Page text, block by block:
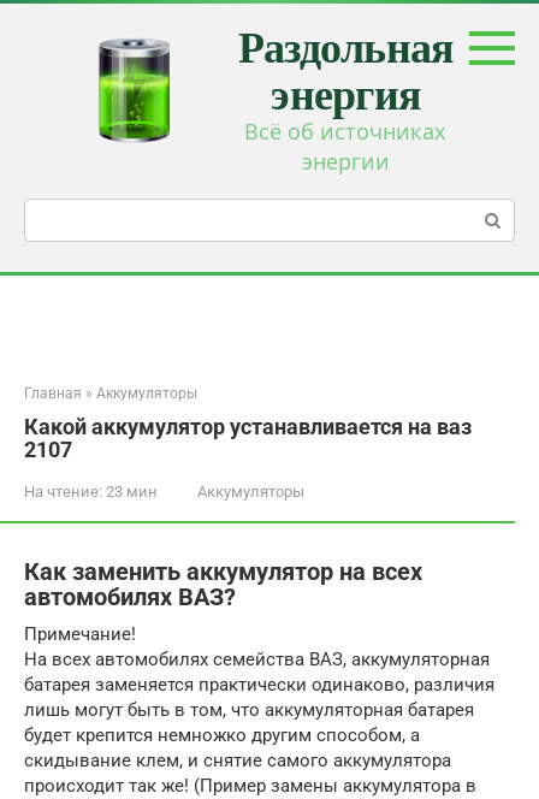
Перейти
Раздольная
энергия
Всё об источниках
энергии
Главная » Аккумуляторы
Какой аккумулятор устанавливается на ваз
2107
На чтение: 23 мин Аккумуляторы
Как заменить аккумулятор на всех
автомобилях ВАЗ?
Примечание!
На всех автомобилях семейства ВАЗ, аккумуляторная
батарея заменяется практически одинаково, различия
лишь могут быть в том, что аккумуляторная батарея
будет крепится немножко другим способом, а
скидывание клем, и снятие самого аккумулятора
происходит так же! (Пример замены аккумулятора в